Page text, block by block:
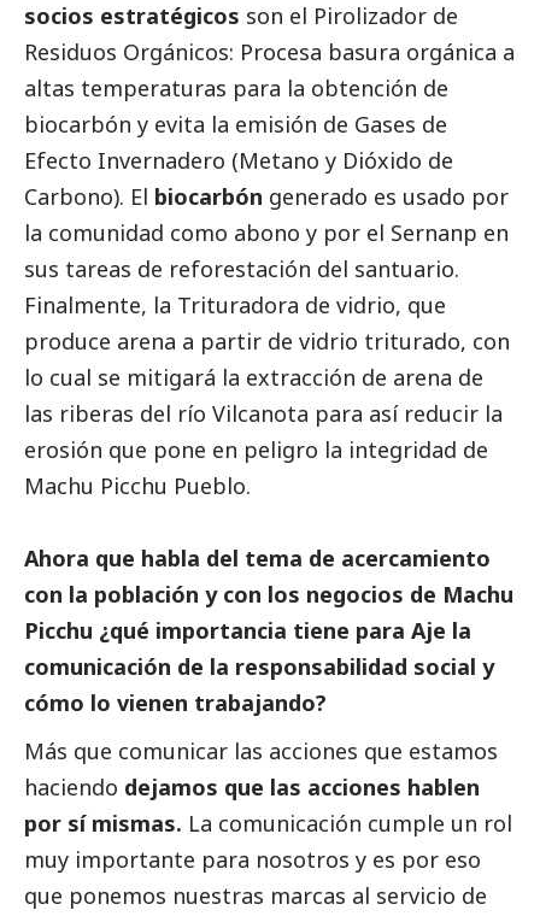
socios estratégicos son el Pirolizador de
Residuos Orgánicos: Procesa basura orgánica a
altas temperaturas para la obtención de
biocarbón y evita la emisión de Gases de
Efecto Invernadero (Metano y Dióxido de
Carbono). El biocarbón generado es usado por
la comunidad como abono y por el Sernanp en
sus tareas de reforestación del santuario.
Finalmente, la Trituradora de vidrio, que
produce arena a partir de vidrio triturado, con
lo cual se mitigará la extracción de arena de
las riberas del río Vilcanota para así reducir la
erosión que pone en peligro la integridad de
Machu Picchu Pueblo.
Ahora que habla del tema de acercamiento
con la población y con los negocios de Machu
Picchu ¿qué importancia tiene para Aje la
comunicación de la responsabilidad social y
cómo lo vienen trabajando?
Más que comunicar las acciones que estamos
haciendo dejamos que las acciones hablen
por sí mismas. La comunicación cumple un rol
muy importante para nosotros y es por eso
que ponemos nuestras marcas al servicio de